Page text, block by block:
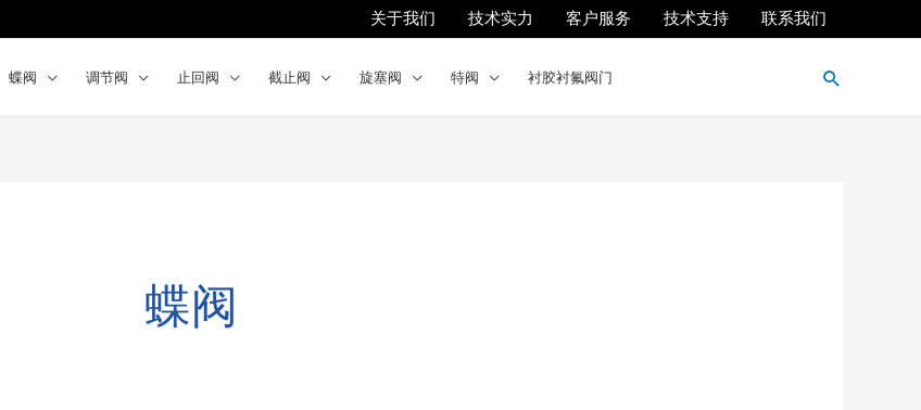
关于我们 技术实力 客户服务 技术支持 联系我们
蝶阀 调节阀 止回阀 截止阀 旋塞阀 特阀 衬胶衬氟阀门
搜
蝶阀